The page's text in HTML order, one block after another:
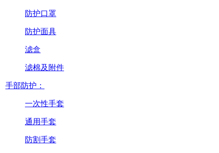
防护口罩
防护面具
滤盒
滤棉及附件
手部防护：
一次性手套
通用手套
防割手套